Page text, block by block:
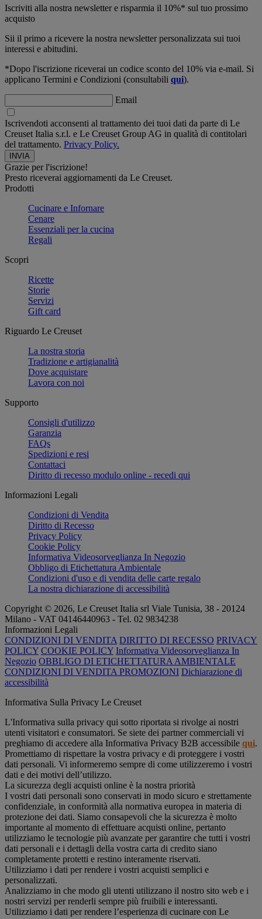
Iscriviti alla nostra newsletter e risparmia il 10%* sul tuo prossimo
acquisto
Sii il primo a ricevere la nostra newsletter personalizzata sui tuoi
interessi e abitudini.
*Dopo l'iscrizione riceverai un codice sconto del 10% via e-mail. Si
applicano Termini e Condizioni (consultabili qui).
Email
Iscrivendoti acconsenti al trattamento dei tuoi dati da parte di Le
Creuset Italia s.r.l. e Le Creuset Group AG in qualità di contitolari
del trattamento. Privacy Policy.
Grazie per l'iscrizione!
Presto riceverai aggiornamenti da Le Creuset.
Prodotti
Cucinare e Infornare
Cenare
Essenziali per la cucina
Regali
Scopri
Ricette
Storie
Servizi
Gift card
Riguardo Le Creuset
La nostra storia
Tradizione e artigianalità
Dove acquistare
Lavora con noi
Supporto
Consigli d'utilizzo
Garanzia
FAQs
Spedizioni e resi
Contattaci
Diritto di recesso modulo online - recedi qui
Informazioni Legali
Condizioni di Vendita
Diritto di Recesso
Privacy Policy
Cookie Policy
Informativa Videosorveglianza In Negozio
Obbligo di Etichettatura Ambientale
Condizioni d'uso e di vendita delle carte regalo
La nostra dichiarazione di accessibilità
Copyright © 2026, Le Creuset Italia srl ​​Viale Tunisia, 38 - 20124
Milano - VAT 04146440963 - Tel. 02 9834238
Informazioni Legali
CONDIZIONI DI VENDITA DIRITTO DI RECESSO PRIVACY
POLICY COOKIE POLICY Informativa Videosorveglianza In
Negozio OBBLIGO DI ETICHETTATURA AMBIENTALE
CONDIZIONI DI VENDITA PROMOZIONI Dichiarazione di
accessibilità
Informativa Sulla Privacy Le Creuset
L'Informativa sulla privacy qui sotto riportata si rivolge ai nostri
utenti visitatori e consumatori. Se siete dei partner commerciali vi
preghiamo di accedere alla Informativa Privacy B2B accessibile qui.
Promettiamo di rispettare la vostra privacy e di proteggere i vostri
dati personali. Vi informeremo sempre di come utilizzeremo i vostri
dati e dei motivi dell’utilizzo.
La sicurezza degli acquisti online è la nostra priorità
I vostri dati personali sono conservati in modo sicuro e strettamente
confidenziale, in conformità alla normativa europea in materia di
protezione dei dati. Siamo consapevoli che la sicurezza è molto
importante al momento di effettuare acquisti online, pertanto
utilizziamo le tecnologie più avanzate per garantire che tutti i vostri
dati personali e i dettagli della vostra carta di credito siano
completamente protetti e restino interamente riservati.
Utilizziamo i dati per rendere i vostri acquisti semplici e
personalizzati.
Analizziamo in che modo gli utenti utilizzano il nostro sito web e i
nostri servizi per renderli sempre più fruibili e interessanti.
Utilizziamo i dati per rendere l’esperienza di cucinare con Le